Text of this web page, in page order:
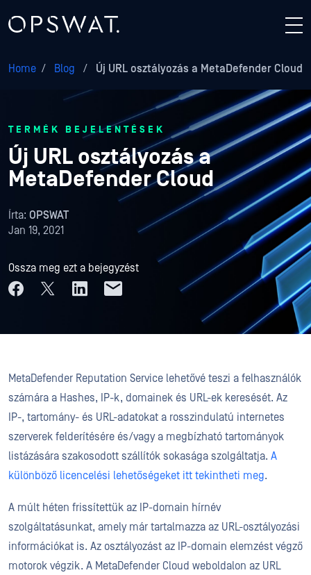
Home / Blog / Új URL osztályozás a MetaDefender Cloud
TERMÉK BEJELENTÉSEK
Új URL osztályozás a
MetaDefender Cloud
Írta: OPSWAT
Jan 19, 2021
Ossza meg ezt a bejegyzést
MetaDefender Reputation Service lehetővé teszi a felhasználók
számára a Hashes, IP-k, domainek és URL-ek keresését. Az
IP-, tartomány- és URL-adatokat a rosszindulatú internetes
szerverek felderítésére és/vagy a megbízható tartományok
listázására szakosodott szállítók sokasága szolgáltatja. A
különböző licencelési lehetőségeket itt tekintheti meg.
A múlt héten frissítettük az IP-domain hírnév
szolgáltatásunkat, amely már tartalmazza az URL-osztályozási
információkat is. Az osztályozást az IP-domain elemzést végző
motorok végzik. A MetaDefender Cloud weboldalon az URL